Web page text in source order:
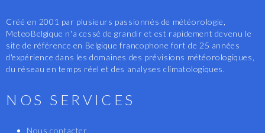
Créé en 2001 par plusieurs passionnés de météorologie,
MeteoBelgique n'a cessé de grandir et est rapidement devenu le
site de référence en Belgique francophone fort de 25 années
d'expérience dans les domaines des prévisions météorologiques,
du réseau en temps réel et des analyses climatologiques.
NOS SERVICES
Nous contacter